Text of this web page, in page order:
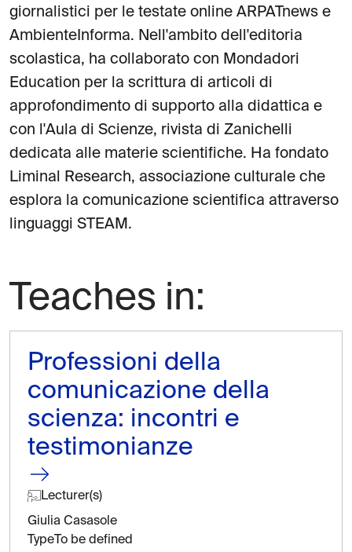
giornalistici per le testate online ARPATnews e
AmbienteInforma. Nell'ambito dell'editoria
scolastica, ha collaborato con Mondadori
Education per la scrittura di articoli di
approfondimento di supporto alla didattica e
con l'Aula di Scienze, rivista di Zanichelli
dedicata alle materie scientifiche. Ha fondato
Liminal Research, associazione culturale che
esplora la comunicazione scientifica attraverso
linguaggi STEAM.
Teaches in:
Professioni della
comunicazione della
scienza: incontri e
testimonianze
Lecturer(s)
Giulia Casasole
TypeTo be defined